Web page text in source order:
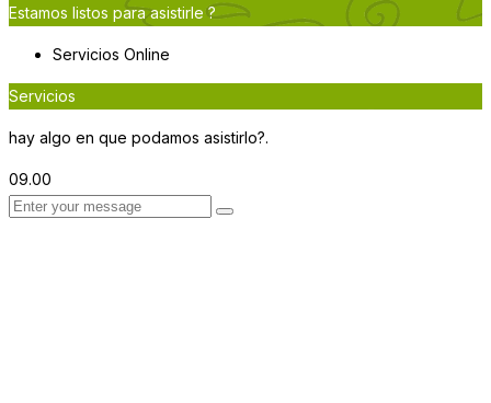
Estamos listos para asistirle ?
Servicios Online
Servicios
hay algo en que podamos asistirlo?.
09.00